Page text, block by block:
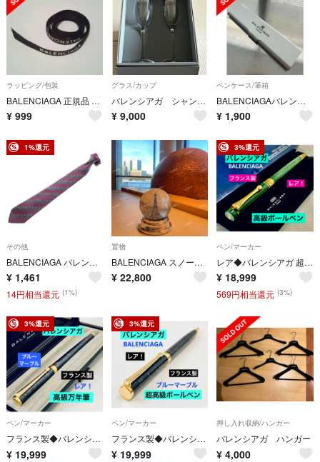
ラッピング/包装
BALENCIAGA 正規品 リボン
¥ 999
グラス/カップ
バレンシアガ シャンパングラス2本セット
¥ 9,000
ペンケース/筆箱
BALENCIAGAバレンシアガ ペンケース
¥ 1,900
1%還元
その他
BALENCIAGA バレンシアガ シルクネクタイ 花柄 マルチ
¥ 1,461
14円相当還元 (1%)
置物
BALENCIAGA スノードーム エッフェル塔 未使用 希少
¥ 22,800
3%還元
ペン/マーカー
レア◆バレンシアガ 超高級ボールペン BALENCIAGA フランス製
¥ 18,999
569円相当還元 (3%)
3%還元
ペン/マーカー
フランス製◆バレンシアガ 高級万年筆 BALENCIAGAブルーマーブル レア
¥ 19,999
3%還元
ペン/マーカー
フランス製◆バレンシアガ 超高級ボールペン BALENCIAGA ブルーマーブル
¥ 19,999
押し入れ収納/ハンガー
バレンシアガ ハンガー
¥ 4,000